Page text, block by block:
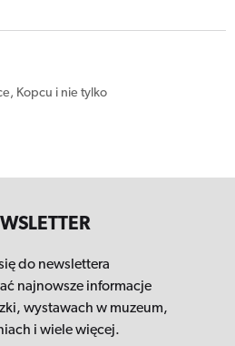
Kopcu i nie tylko
do newslettera
najnowsze informacje
wystawach w muzeum,
i wiele więcej.